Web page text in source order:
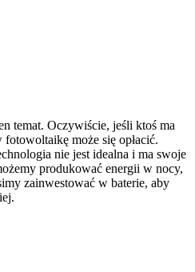
temat. Oczywiście, jeśli ktoś ma
może się opłacić.
nie jest idealna i ma swoje
produkować energii w nocy,
zainwestować w baterie, aby